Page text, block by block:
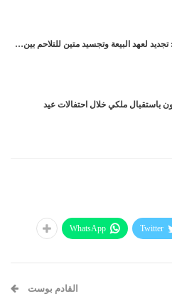
لعهد البيعة وتجسيد متين للتلاحم بين…
باستقبال ملكي خلال احتفالات عيد
Twitter
WhatsApp
القادم بوست